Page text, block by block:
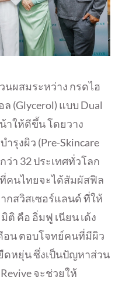
นผสมระหว่าง กรดไฮ
(Glycerol) แบบ Dual
ให้ดีขึ้น โดยวาง
รุงผิว (Pre-Skincare
า 32 ประเทศทั่วโลก
ที่คนไทยจะได้สัมผัสฟิล
กสวิสเซอร์แลนด์ ที่ให้
คือ อิ่มฟู เนียน เด้ง
อน ตอบโจทย์คนที่มีผิว
ดหยุ่น ซึ่งเป็นปัญหาส่วน
จะช่วยให้